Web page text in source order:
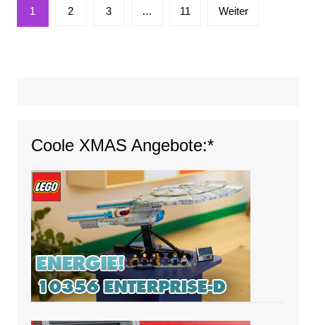
Seitennummerierung
der
1 2 3 … 11 Weiter
Coole XMAS Angebote:*